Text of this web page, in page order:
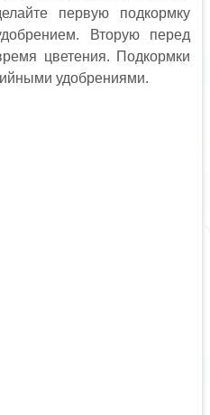
первую подкормку
Вторую перед
цветения. Подкормки
удобрениями.